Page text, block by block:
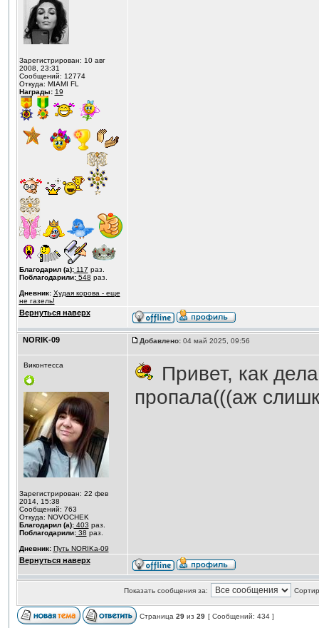
Зарегистрирован: 10 авг
2008, 23:31
Сообщений: 12774
Откуда: MIAMI FL
Награды: 19
Благодарил (а):117 раз.
Поблагодарили:548 раз.
Дневник: Худая корова - еще
не газель!
Вернуться наверх
NORIK-09 Добавлено:04 май 2025, 09:56
Виконтесса
Зарегистрирован: 22 фев
2014, 15:38
Сообщений: 763
Откуда: NOVOCHEK
Благодарил (а):403 раз.
Поблагодарили:38 раз.
Дневник: Путь NORIKа-09
Привет, как
пропала(((аж
Вернуться наверх
Показать сообщения за:
Страница 29из 29 [ Сообщений: 434 ]